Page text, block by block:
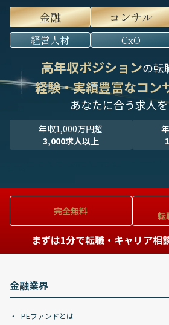
金融 コンサル
経営人材 CxO
高年収ポジションの転
経験・実績豊富なコン
あなたに合う求人
年収1,000万円超
3,000求人以上
完全無料
転
まずは1分で転職・キャリア相
金融業界
PEファンドとは